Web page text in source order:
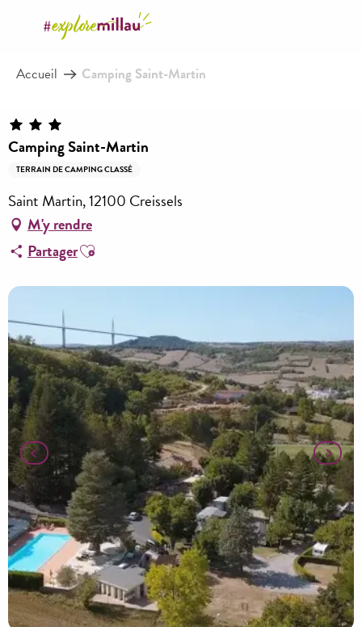
principal
Accueil Camping Saint-Martin
Camping Saint-Martin
TERRAIN DE CAMPING CLASSÉ
Saint Martin, 12100 Creissels
M'y rendre
PartagerAjouter aux favoris